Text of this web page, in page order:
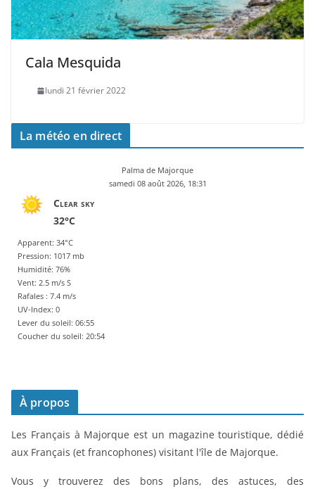
Cala Mesquida
lundi 21 février 2022
La météo en direct
Palma de Majorque
samedi 08 août 2026, 18:31
Clear sky
32°C
Apparent: 34°C
Pression: 1017 mb
Humidité: 76%
Vent: 2.5 m/s S
Rafales : 7.4 m/s
UV-Index: 0
Lever du soleil: 06:55
Coucher du soleil: 20:54
À propos
Les Français à Majorque est un magazine touristique, dédié
aux Français (et francophones) visitant l'île de Majorque.
Vous y trouverez des bons plans, des astuces, des